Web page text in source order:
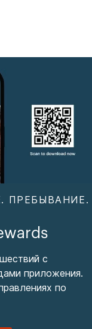
ПРЕБЫВАНИЕ.
с
приложения.
по